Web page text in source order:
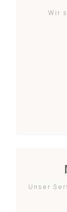
Wir
Unser